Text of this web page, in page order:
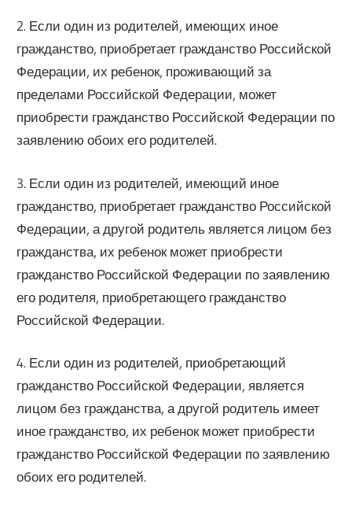
2. Если один из родителей, имеющих иное
гражданство, приобретает гражданство Российской
Федерации, их ребенок, проживающий за
пределами Российской Федерации, может
приобрести гражданство Российской Федерации по
заявлению обоих его родителей.
3. Если один из родителей, имеющий иное
гражданство, приобретает гражданство Российской
Федерации, а другой родитель является лицом без
гражданства, их ребенок может приобрести
гражданство Российской Федерации по заявлению
его родителя, приобретающего гражданство
Российской Федерации.
4. Если один из родителей, приобретающий
гражданство Российской Федерации, является
лицом без гражданства, а другой родитель имеет
иное гражданство, их ребенок может приобрести
гражданство Российской Федерации по заявлению
обоих его родителей.